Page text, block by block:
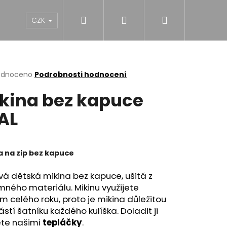
DÍVKY CHLAPCI MUŽI
CZK Přihlášení
Podrobnosti hodnocení
bez kapuce
na zip bez kapuce
dětská mikina bez kapuce, ušitá z
materiálu. Mikinu využijete
celého roku, proto je mikina důležitou
šatníku každého kulíška. Doladit ji
našimi tepláčky.
MIDI BLACK S